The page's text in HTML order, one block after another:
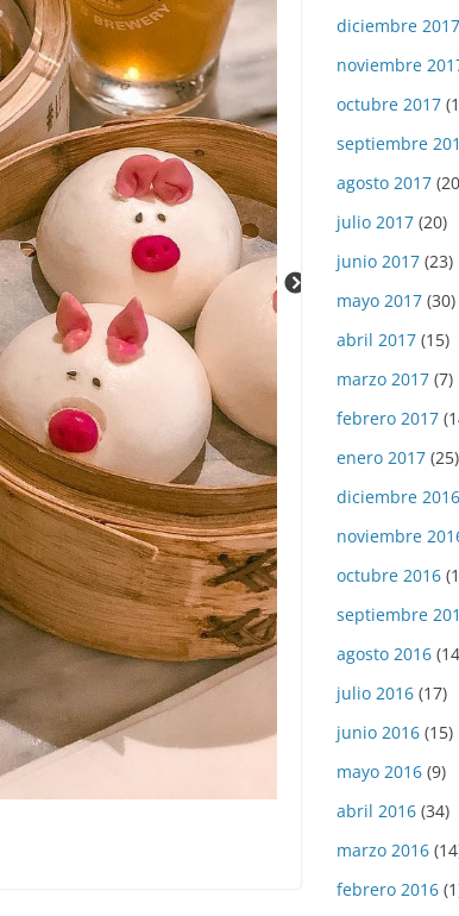
diciembre 2017
noviembre
octubre 2017
septiembre
agosto 2017
julio 2017 (20)
junio 2017 (23)
mayo 2017 (30)
abril 2017 (15)
marzo 2017 (7)
febrero 2017
enero 2017 (25)
diciembre 2016
noviembre
octubre 2016
septiembre
agosto 2016
julio 2016 (17)
junio 2016 (15)
mayo 2016 (9)
abril 2016 (34)
marzo 2016
febrero 2016